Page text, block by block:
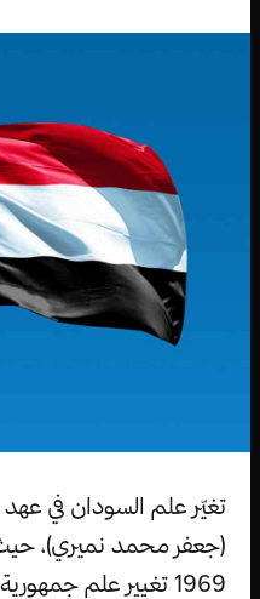
تغيّر علم السودان في
(جعفر محمد نميري)،
1969 تغيير علم